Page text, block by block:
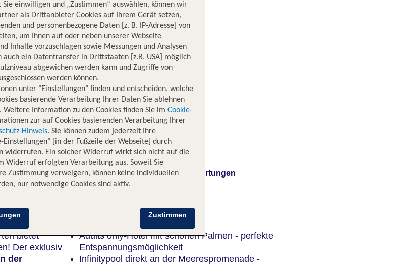
Nachhaltigkeit Lage Bewertungen
bietet
Der exklusiv
der
Adults only-Hotel mit schönen Palmen - perfekte
Entspannungsmöglichkeit
Infinitypool direkt an der Meerespromenade -
Sie einwilligen und „Zustimmen“ auswählen, können wir
als Drittanbieter Cookies auf Ihrem Gerät setzen,
und personenbezogene Daten [z. B. IP-Adresse] von
um Ihnen auf oder neben unserer Webseite
Inhalte vorzuschlagen sowie Messungen und Analysen
auch ein Datentransfer in Drittstaaten [z.B. USA] möglich
abgewichen werden kann und Zugriffe von
werden können.
unter "Einstellungen" finden und entscheiden, welche
basierende Verarbeitung Ihrer Daten Sie ablehnen
Information zu den Cookies finden Sie im Cookie-
zur auf Cookies basierenden Verarbeitung Ihrer
Hinweis. Sie können zudem jederzeit Ihre
Einstellungen" [in der Fußzeile der Webseite] durch
widerrufen. Ein solcher Widerruf wirkt sich nicht auf die
Widerruf erfolgten Verarbeitung aus. Soweit Sie
Zustimmung verweigern, können keine individuellen
nur notwendige Cookies sind aktiv.
Zustimmen